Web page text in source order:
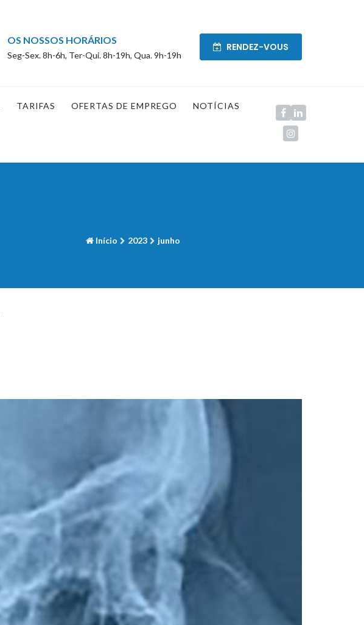
OS NOSSOS HORÁRIOS
Seg-Sex. 8h-6h, Ter-Qui. 8h-19h, Qua. 9h-19h
RENDEZ-VOUS
TARIFAS OFERTAS DE EMPREGO NOTÍCIAS
Início 2023 junho